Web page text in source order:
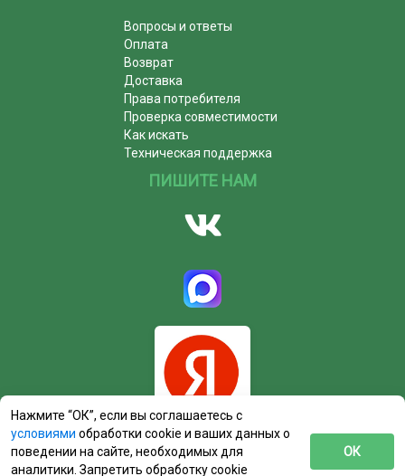
Вопросы и ответы
Оплата
Возврат
Доставка
Права потребителя
Проверка совместимости
Как искать
Техническая поддержка
ПИШИТЕ НАМ
Нажмите “ОК”, если вы соглашаетесь с
условиями обработки cookie и ваших данных о
поведении на сайте, необходимых для
аналитики. Запретить обработку cookie
ОК